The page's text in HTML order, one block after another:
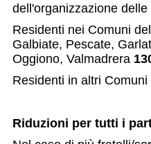
dell'organizzazione
Residenti nei Comuni
Galbiate, Pescate,
Oggiono, Valmadrera
Residenti in altri Comuni
Riduzioni per tutti i